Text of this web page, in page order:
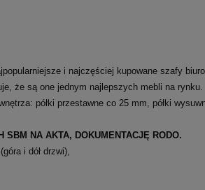
i najczęściej kupowane szafy
że są one jednym najlepszych mebli na
półki przestawne co 25 mm, półki
SBM NA AKTA, DOKUMENTACJĘ RODO.
i dół drzwi),